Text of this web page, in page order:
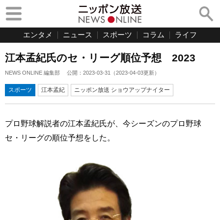
エンタメ ニュース スポーツ コラム ライフ
江本孟紀氏のセ・リーグ順位予想 2023
NEWS ONLINE 編集部 公開： 2023-03-31 （2023-04-03更新）
スポーツ 江本孟紀 ニッポン放送 ショウアップナイター
プロ野球解説者の江本孟紀氏が、今シーズンのプロ野球
セ・リーグの順位予想をした。